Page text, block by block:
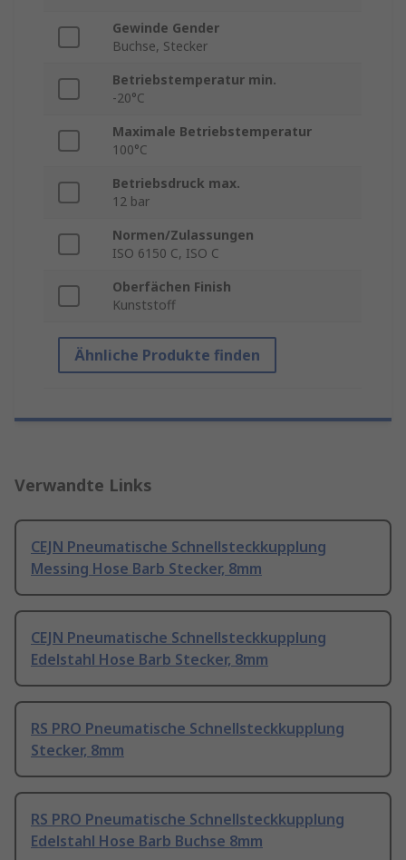
Gewinde Gender
Buchse, Stecker
Betriebstemperatur min.
-20°C
Maximale Betriebstemperatur
100°C
Betriebsdruck max.
12 bar
Normen/Zulassungen
ISO 6150 C, ISO C
Oberfächen Finish
Kunststoff
Ähnliche Produkte finden
Verwandte Links
CEJN Pneumatische Schnellsteckkupplung
Messing Hose Barb Stecker, 8mm
CEJN Pneumatische Schnellsteckkupplung
Edelstahl Hose Barb Stecker, 8mm
RS PRO Pneumatische Schnellsteckkupplung
Stecker, 8mm
RS PRO Pneumatische Schnellsteckkupplung
Edelstahl Hose Barb Buchse 8mm